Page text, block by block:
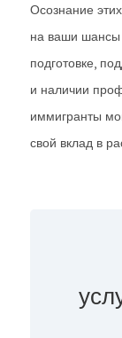
Осознание
на ваши шансы
подготовке,
и наличии
иммигранты
свой вклад в